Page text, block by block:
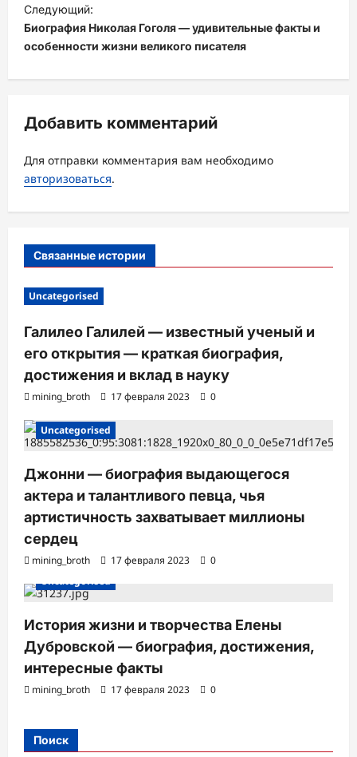
г
а
я
з
а
п
и
Следующий:
Биография Николая Гоголя — удивительные факты и
особенности жизни великого писателя
Добавить комментарий
Для отправки комментария вам необходимо
авторизоваться.
Связанные истории
Uncategorised
Галилео Галилей — известный ученый и
его открытия — краткая биография,
достижения и вклад в науку
mining_broth 17 февраля 2023 0
Uncategorised
Джонни — биография выдающегося
актера и талантливого певца, чья
артистичность захватывает миллионы
сердец
mining_broth 17 февраля 2023
0
Uncategorised
История жизни и творчества Елены
Дубровской — биография, достижения,
интересные факты
mining_broth 17 февраля 2023 0
Поиск